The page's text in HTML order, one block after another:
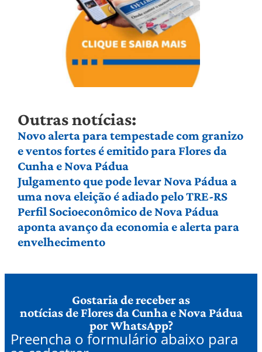
Outras notícias:
Novo alerta para tempestade com granizo
e ventos fortes é emitido para Flores da
Cunha e Nova Pádua
Julgamento que pode levar Nova Pádua a
uma nova eleição é adiado pelo TRE-RS
Perfil Socioeconômico de Nova Pádua
aponta avanço da economia e alerta para
envelhecimento
Gostaria de receber as
notícias de Flores da Cunha e Nova Pádua
por WhatsApp?
Preencha o formulário abaixo para